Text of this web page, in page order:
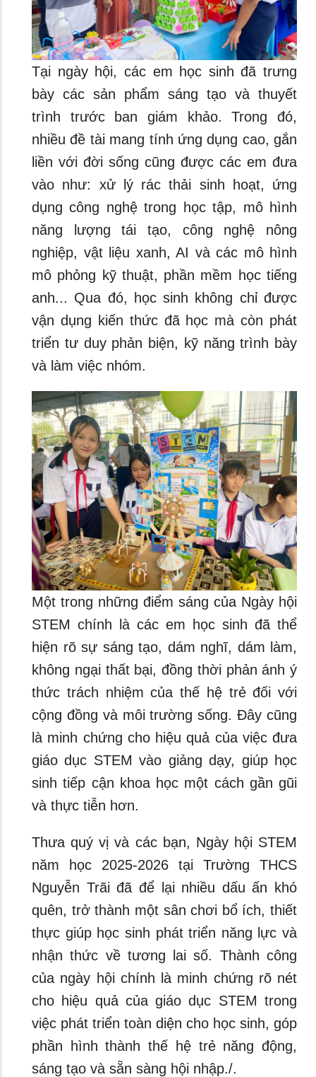
Tại ngày hội, các em học sinh đã trưng
bày các sản phẩm sáng tạo và thuyết
trình trước ban giám khảo. Trong đó,
nhiều đề tài mang tính ứng dụng cao, gắn
liền với đời sống cũng được các em đưa
vào như: xử lý rác thải sinh hoạt, ứng
dụng công nghệ trong học tập, mô hình
năng lượng tái tạo, công nghệ nông
nghiệp, vật liệu xanh, AI và các mô hình
mô phỏng kỹ thuật, phần mềm học tiếng
anh... Qua đó, học sinh không chỉ được
vận dụng kiến thức đã học mà còn phát
triển tư duy phản biện, kỹ năng trình bày
và làm việc nhóm.
Một trong những điểm sáng của Ngày hội
STEM chính là các em học sinh đã thể
hiện rõ sự sáng tạo, dám nghĩ, dám làm,
không ngại thất bại, đồng thời phản ánh ý
thức trách nhiệm của thế hệ trẻ đối với
cộng đồng và môi trường sống. Đây cũng
là minh chứng cho hiệu quả của việc đưa
giáo dục STEM vào giảng dạy, giúp học
sinh tiếp cận khoa học một cách gần gũi
và thực tiễn hơn.
Thưa quý vị và các bạn, Ngày hội STEM
năm học 2025-2026 tại Trường THCS
Nguyễn Trãi đã để lại nhiều dấu ấn khó
quên, trở thành một sân chơi bổ ích, thiết
thực giúp học sinh phát triển năng lực và
nhận thức về tương lai số. Thành công
của ngày hội chính là minh chứng rõ nét
cho hiệu quả của giáo dục STEM trong
việc phát triển toàn diện cho học sinh, góp
phần hình thành thế hệ trẻ năng động,
sáng tạo và sẵn sàng hội nhập./.